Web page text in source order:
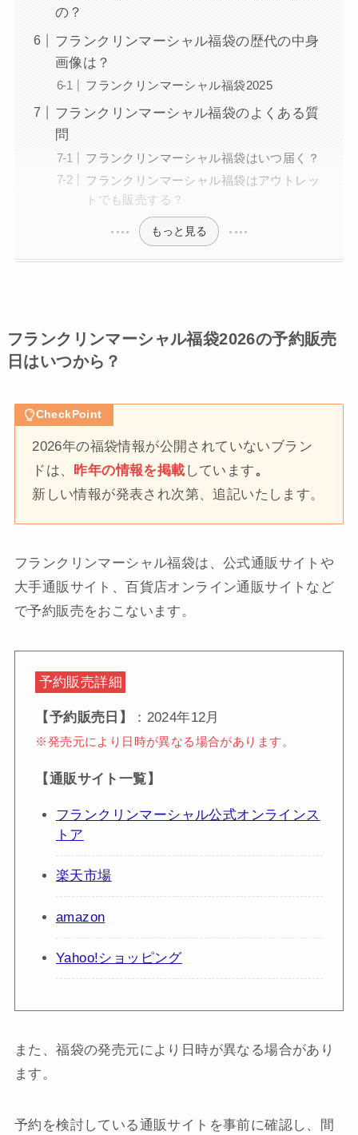
の？
フランクリンマーシャル福袋の歴代の中身
画像は？
フランクリンマーシャル福袋2025
フランクリンマーシャル福袋のよくある質
問
フランクリンマーシャル福袋はいつ届く？
フランクリンマーシャル福袋はアウトレッ
トでも販売する？
もっと見る
フランクリンマーシャル福袋2026の予約販売
日はいつから？
CheckPoint
2026年の福袋情報が公開されていないブラン
ドは、 昨年の情報を掲載 しています。
新しい情報が発表され次第、追記いたします。
フランクリンマーシャル福袋は、公式通販サイトや
大手通販サイト、百貨店オンライン通販サイトなど
で予約販売をおこないます。
予約販売詳細
【予約販売日】 ：2024年12月
※発売元により日時が異なる場合があります。
【通販サイト一覧】
フランクリンマーシャル公式オンラインス
トア
楽天市場
amazon
Yahoo!ショッピング
また、福袋の発売元により日時が異なる場合があり
ます。
予約を検討している通販サイトを事前に確認し、間